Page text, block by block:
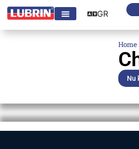
GR
Home
Nu